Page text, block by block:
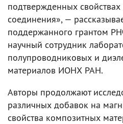
подтвержденных свойствах
соединения», —
поддержанного грантом
научный сотрудник
полупроводниковых и
материалов ИОНХ РАН.
Авторы продолжают
различных добавок на
свойства композитных